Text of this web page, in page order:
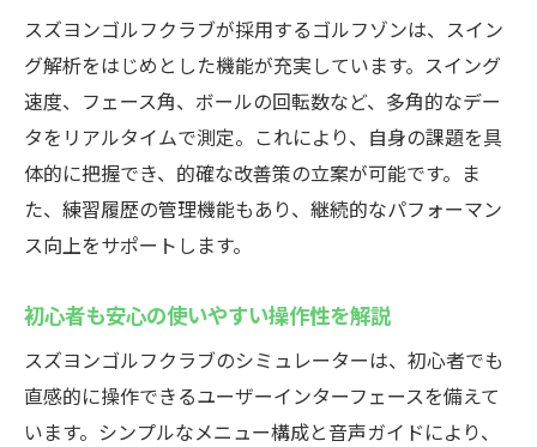
スズヨンゴルフクラブが採用するゴルフゾンは、スイン
グ解析をはじめとした機能が充実しています。スイング
速度、フェース角、ボールの回転数など、多角的なデー
タをリアルタイムで測定。これにより、自身の課題を具
体的に把握でき、的確な改善策の立案が可能です。ま
た、練習履歴の管理機能もあり、継続的なパフォーマン
ス向上をサポートします。
初心者も安心の使いやすい操作性を解説
スズヨンゴルフクラブのシミュレーターは、初心者でも
直感的に操作できるユーザーインターフェースを備えて
います。シンプルなメニュー構成と音声ガイドにより、